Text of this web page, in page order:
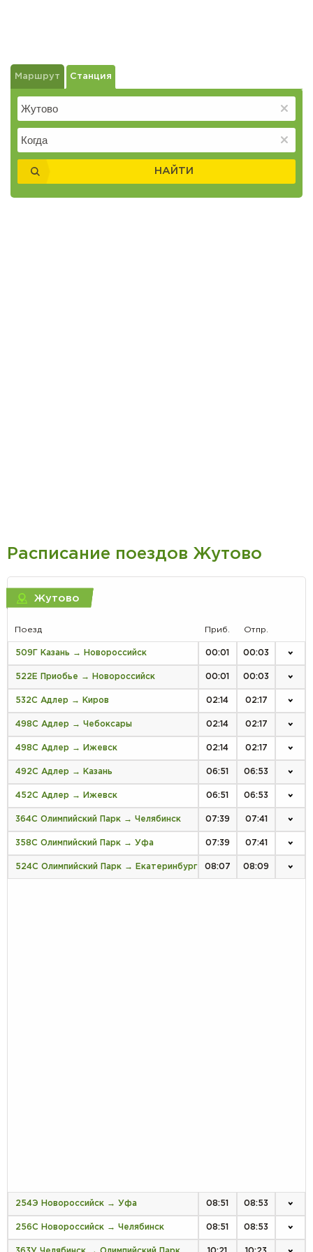
Маршрут Станция
НАЙТИ
Расписание поездов Жутово
Жутово
Поезд Приб. Отпр.
509Г Казань → Новороссийск 00:01 00:03
522Е Приобье → Новороссийск 00:01 00:03
532С Адлер → Киров 02:14 02:17
498С Адлер → Чебоксары 02:14 02:17
498С Адлер → Ижевск 02:14 02:17
492С Адлер → Казань 06:51 06:53
452С Адлер → Ижевск 06:51 06:53
364С Олимпийский Парк → Челябинск 07:39 07:41
358С Олимпийский Парк → Уфа 07:39 07:41
524С Олимпийский Парк → Екатеринбург 08:07 08:09
254Э Новороссийск → Уфа 08:51 08:53
256С Новороссийск → Челябинск 08:51 08:53